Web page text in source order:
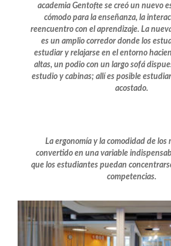
academia Gentofte se creó un nuevo
cómodo para la enseñanza, la
reencuentro con el aprendizaje. La
es un amplio corredor donde los
estudiar y relajarse en el entorno
altas, un podio con un largo sofá
estudio y cabinas; allí es posible
acostado.
La ergonomía y la comodidad de los
convertido en una variable
que los estudiantes puedan
competencias.